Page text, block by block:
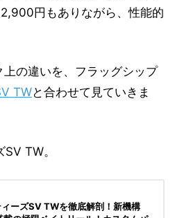
円もありながら、性能的
の違いを、フラッグシップ
TWと合わせて見ていきま
TW。
ーズSV TWを徹底解剖！新機構